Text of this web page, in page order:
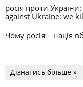
росія проти
against Ukraine: we
Чому росія – нація
Дізнатись більше »